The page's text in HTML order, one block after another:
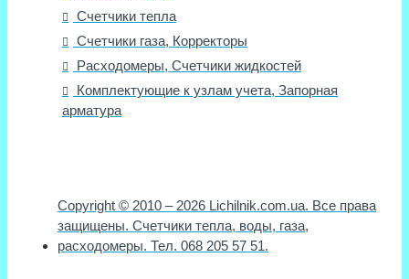
Счетчики тепла
Счетчики газа, Корректоры
Расходомеры, Счетчики жидкостей
Комплектующие к узлам учета, Запорная
арматура
Copyright © 2010 – 2026 Lichilnik.com.ua. Все права
защищены. Счетчики тепла, воды, газа,
расходомеры. Тел. 068 205 57 51.